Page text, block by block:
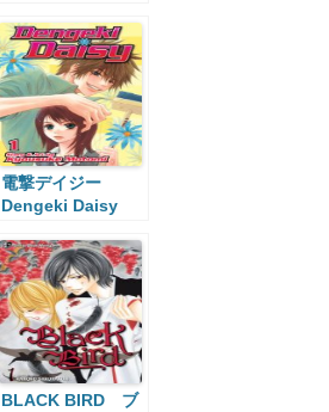
電撃デイジー
Dengeki Daisy
BLACK BIRD ブ